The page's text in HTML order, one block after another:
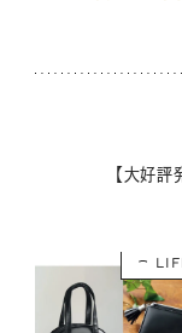
【大好評